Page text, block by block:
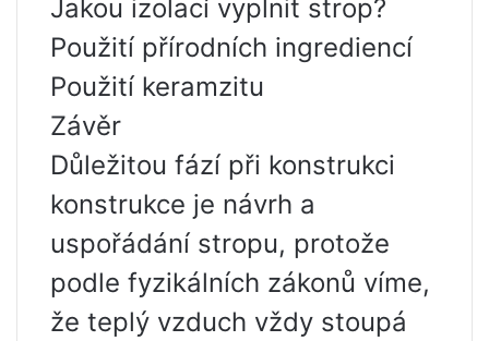
Jakou izolací vyplnit strop?
Použití přírodních ingrediencí
Použití keramzitu
Závěr
Důležitou fází při konstrukci
konstrukce je návrh a
uspořádání stropu, protože
podle fyzikálních zákonů víme,
že teplý vzduch vždy stoupá